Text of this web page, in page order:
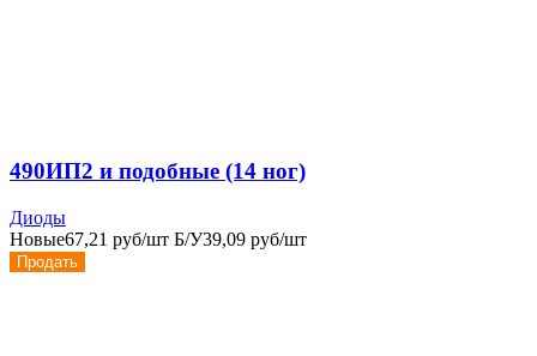
490ИП2 и подобные (14 ног)
Диоды
Новые67,21 руб/шт Б/У39,09 руб/шт
Продать